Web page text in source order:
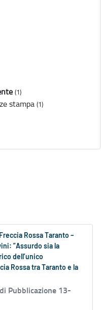
(1)
stampa (1)
Rossa Taranto –
”Assurdo sia la
dell’unico
Rossa tra Taranto e la
Pubblicazione 13-